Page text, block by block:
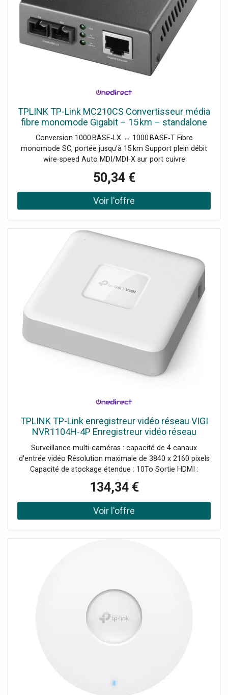
TPLINK TP-Link MC210CS Convertisseur média
fibre monomode Gigabit – 15 km – standalone
ou chassis
Conversion 1000 BASE‑LX ↔ 1000 BASE‑T Fibre
monomode SC, portée jusqu’à 15 km Support plein débit
wire‑speed Auto MDI/MDI‑X sur port cuivre
MC1400 LED statut réseau & alimentation Compatible
IEEE 802.3z/ab standards Faible consommation (
50,34 €
TPLINK TP-Link enregistreur vidéo réseau VIGI
NVR1104H-4P Enregistreur vidéo réseau
offrant une résolution Ultra HD, une connectivité
PoE ainsi qu'une
Surveillance multi-caméras : capacité de 4 canaux
d'entrée vidéo Résolution maximale de 3840 x 2160 pixels
Capacité de stockage étendue : 10To Sortie HDMI :
connexion facile à votre écran Compatible PoE :
installation simplifiée et câblage réduit Vitesse de transfert
: 80 Mbit/s en entrée
134,34 €